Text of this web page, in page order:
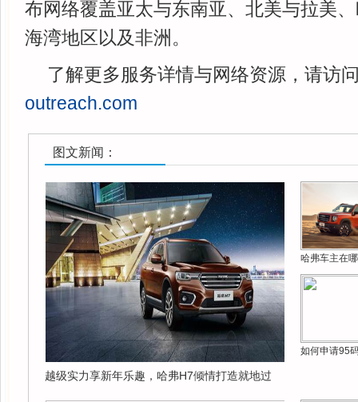
布网络覆盖亚太与东南亚、北美与拉美
海湾地区以及非洲。
了解更多服务详情与网络资源，请访
outreach.com
图文新闻：
越级实力享新年乐趣，哈弗H7倾情打造就地过
哈弗车主在
如何申请95